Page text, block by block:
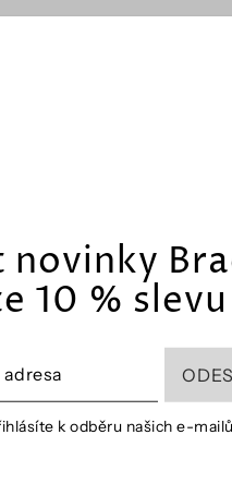
10 %
k odběru našich e-